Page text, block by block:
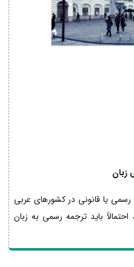
زبان
یا قانونی در کشورهای عربی
باید ترجمه رسمی به زبان